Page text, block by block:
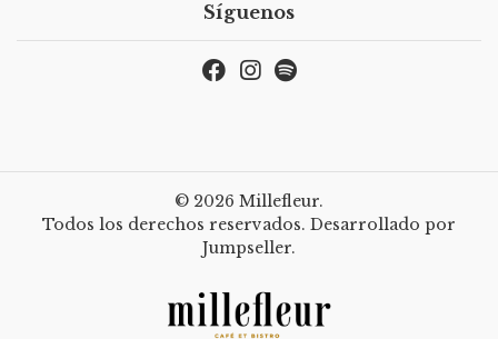
Síguenos
© 2026 Millefleur.
Todos los derechos reservados. Desarrollado por
Jumpseller.